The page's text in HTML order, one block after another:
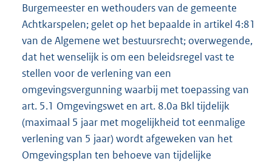
Burgemeester en wethouders van de gemeente
Achtkarspelen; gelet op het bepaalde in artikel 4:81
van de Algemene wet bestuursrecht; overwegende,
dat het wenselijk is om een beleidsregel vast te
stellen voor de verlening van een
omgevingsvergunning waarbij met toepassing van
art. 5.1 Omgevingswet en art. 8.0a Bkl tijdelijk
(maximaal 5 jaar met mogelijkheid tot eenmalige
verlening van 5 jaar) wordt afgeweken van het
Omgevingsplan ten behoeve van tijdelijke